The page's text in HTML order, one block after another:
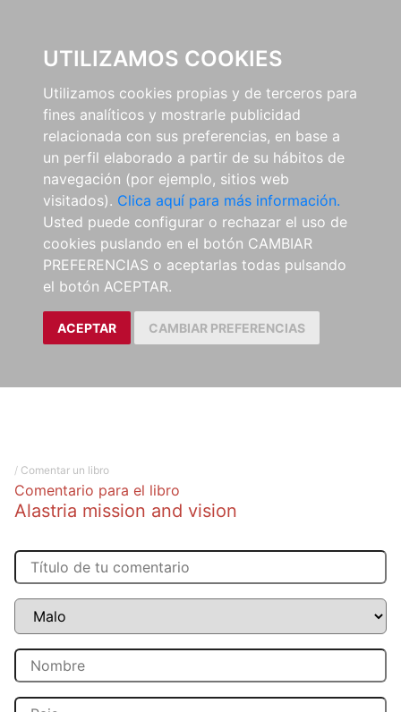
UTILIZAMOS COOKIES
Utilizamos cookies propias y de terceros para
fines analíticos y mostrarle publicidad
relacionada con sus preferencias, en base a
un perfil elaborado a partir de su hábitos de
navegación (por ejemplo, sitios web
visitados). Clica aquí para más información.
Usted puede configurar o rechazar el uso de
cookies puslando en el botón CAMBIAR
PREFERENCIAS o aceptarlas todas pulsando
el botón ACEPTAR.
ACEPTAR CAMBIAR PREFERENCIAS
/ Comentar un libro
Comentario para el libro
Alastria mission and vision